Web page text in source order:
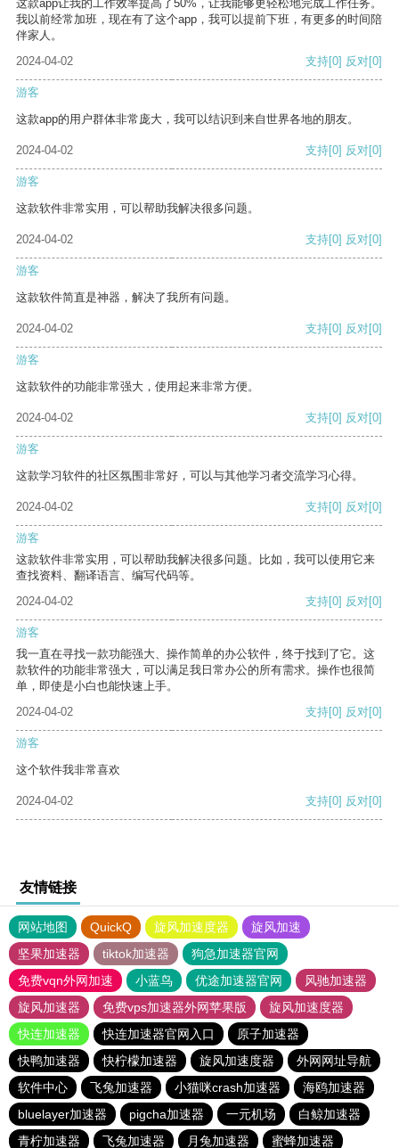
这款app让我的工作效率提高了50%，让我能够更轻松地完成工作任务。
我以前经常加班，现在有了这个app，我可以提前下班，有更多的时间陪
伴家人。
2024-04-02
支持[0] 反对[0]
游客
这款app的用户群体非常庞大，我可以结识到来自世界各地的朋友。
2024-04-02 支持[0] 反对[0]
游客
这款软件非常实用，可以帮助我解决很多问题。
2024-04-02 支持[0] 反对[0]
游客
这款软件简直是神器，解决了我所有问题。
2024-04-02 支持[0] 反对[0]
游客
这款软件的功能非常强大，使用起来非常方便。
2024-04-02 支持[0] 反对[0]
游客
这款学习软件的社区氛围非常好，可以与其他学习者交流学习心得。
2024-04-02 支持[0] 反对[0]
游客
这款软件非常实用，可以帮助我解决很多问题。比如，我可以使用它来
查找资料、翻译语言、编写代码等。
2024-04-02
支持[0] 反对[0]
游客
我一直在寻找一款功能强大、操作简单的办公软件，终于找到了它。这
款软件的功能非常强大，可以满足我日常办公的所有需求。操作也很简
单，即使是小白也能快速上手。
2024-04-02
支持[0] 反对[0]
游客
这个软件我非常喜欢
2024-04-02 支持[0] 反对[0]
友情链接
网站地图 QuickQ 旋风加速度器
旋风加速
坚果加速器
tiktok加速器
狗急加速器官网
免费vqn外网加速
小蓝鸟 优途加速器官网
风驰加速器
旋风加速器
免费vps加速器外网苹果版
旋风加速度器
快连加速器
快连加速器官网入口
原子加速器
快鸭加速器
快柠檬加速器 旋风加速度器
外网网址导航
软件中心
飞兔加速器 小猫咪crash加速器
海鸥加速器
bluelayer加速器
pigcha加速器 一元机场
白鲸加速器
青柠加速器
飞兔加速器 月兔加速器 蜜蜂加速器